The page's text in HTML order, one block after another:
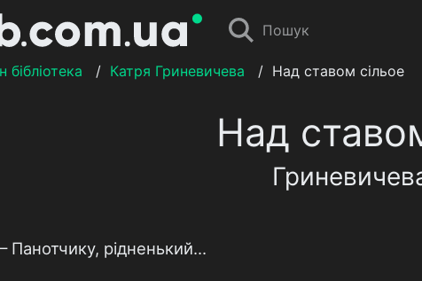
Пошук
бібліотека / Катря Гриневичева / Над ставом сільое
Над
Панотчику, рідненький...